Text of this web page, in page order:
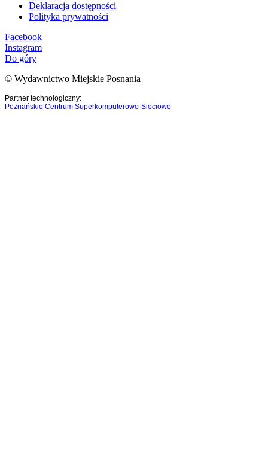
Deklaracja dostępności
Polityka prywatności
Facebook
Instagram
Do góry
© Wydawnictwo Miejskie Posnania
Partner technologiczny:
Poznańskie Centrum Superkomputerowo-Sieciowe